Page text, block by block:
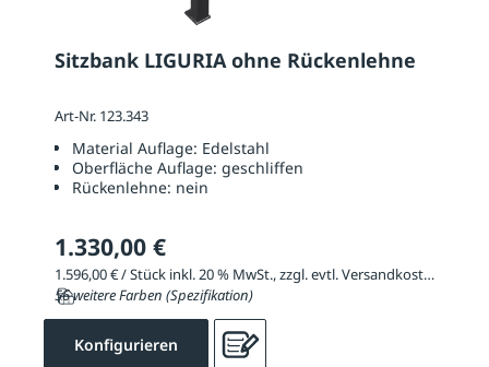
Sitzbank LIGURIA ohne Rückenlehne
Art-Nr. 123.343
Material Auflage: Edelstahl
Oberfläche Auflage: geschliffen
Rückenlehne: nein
1.330,00 €
1.596,00 € / Stück inkl. 20 % MwSt., zzgl. evtl. Versandkosten
56 weitere Farben (Spezifikation)
Konfigurieren